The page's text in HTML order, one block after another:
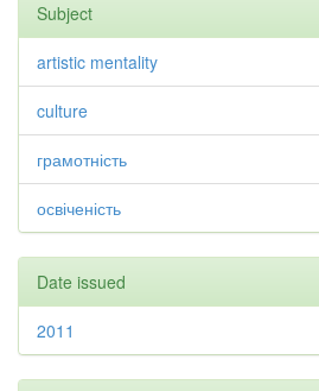
Subject
artistic mentality
culture
грамотність
освіченість
Date issued
2011